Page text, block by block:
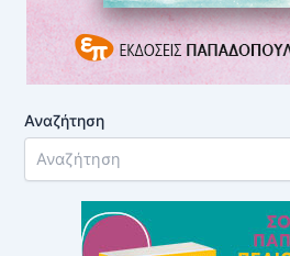
Αναζήτηση